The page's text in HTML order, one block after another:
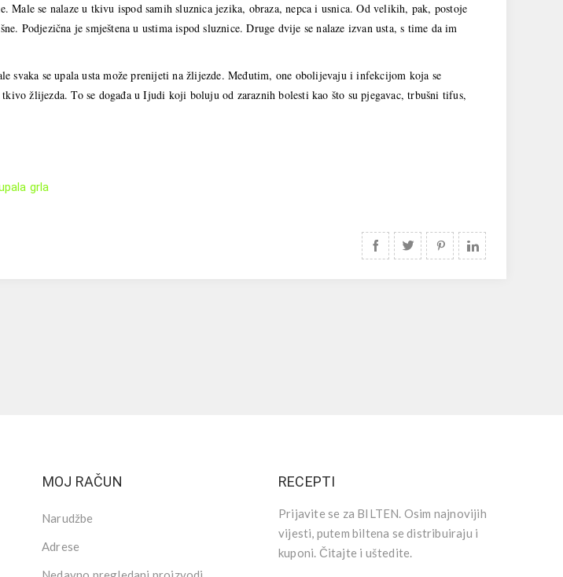
Male se nalaze u tkivu ispod samih sluznica jezika, obraza, nepca i usnica. Od velikih, pak, postoje
Podjezična je smještena u ustima ispod sluznice. Druge dvije se nalaze izvan usta, s time da im
svaka se upala usta može prenijeti na žlijezde. Međutim, one obolijevaju i infekcijom koja se
žlijezda. To se događa u Ijudi koji boluju od zaraznih bolesti kao što su pjegavac, trbušni tifus,
grla
MOJ RAČUN
Narudžbe
Adrese
RECEPTI
Prijavite se za BILTEN. Osim najnovijih
vijesti, putem biltena se distribuiraju i
kuponi. Čitajte i uštedite.